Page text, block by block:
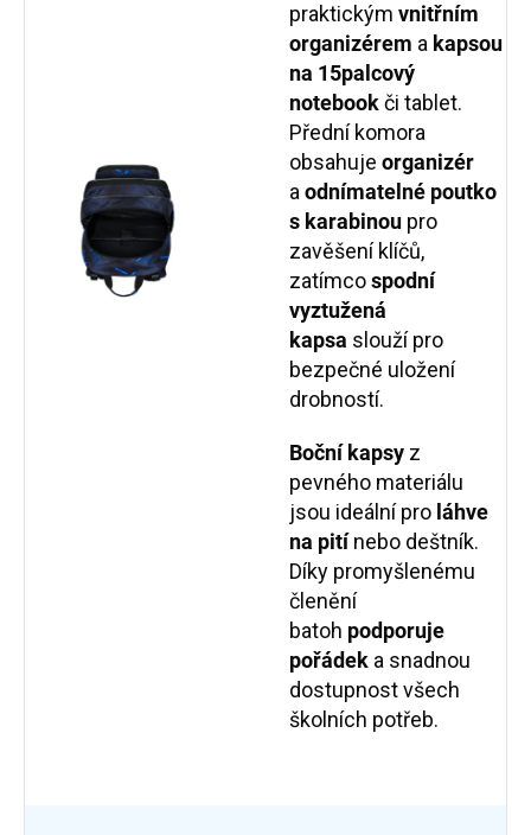
praktickým vnitřním
organizérem a kapsou
na 15palcový
notebookči tablet.
Přední komora
obsahuje organizér
aodnímatelné poutko
s karabinou pro
zavěšení klíčů,
zatímcospodní
vyztužená
kapsa slouží pro
bezpečné uložení
drobností.
Boční kapsy z
pevného materiálu
jsou ideální pro láhve
na pitínebo deštník.
Díky promyšlenému
členění
batoh podporuje
pořádek a snadnou
dostupnost všech
školních potřeb.